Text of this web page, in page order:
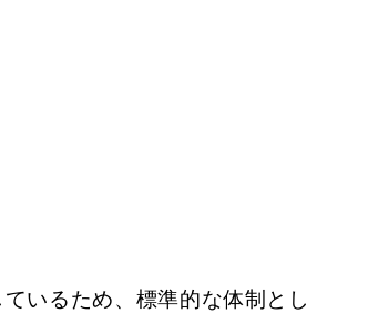
いるため、標準的な体制とし